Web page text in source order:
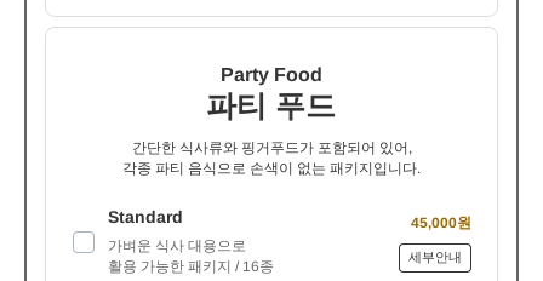
Party Food
파티 푸드
간단한 식사류와 핑거푸드가 포함되어 있어,
각종 파티 음식으로 손색이 없는 패키지입니다.
Standard
가벼운 식사 대용으로
활용 가능한 패키지 / 16종
45,000원
세부안내